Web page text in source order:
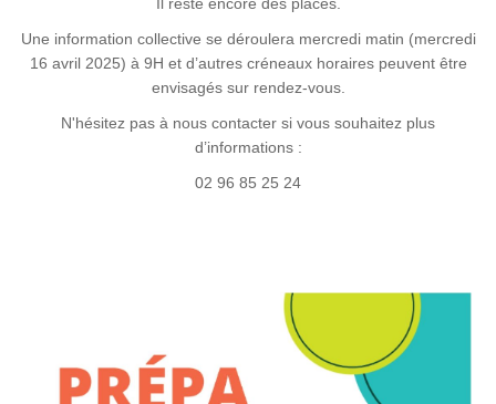
Une information collective se déroulera mercredi matin (mercredi
16 avril 2025) à 9H et d’autres créneaux horaires peuvent être
envisagés sur rendez-vous.
N'hésitez pas à nous contacter si vous souhaitez plus
d’informations :
02 96 85 25 24